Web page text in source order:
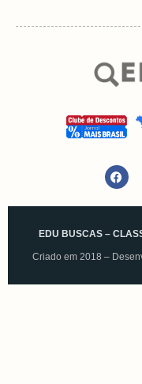
EDU BUSCAS –
Criado em 2018 –